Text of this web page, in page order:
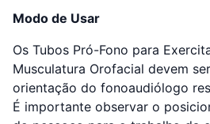
Modo de Usar
Os Tubos Pró-Fono para
Musculatura Orofacial devem
orientação do fonoaudiólogo
É importante observar o